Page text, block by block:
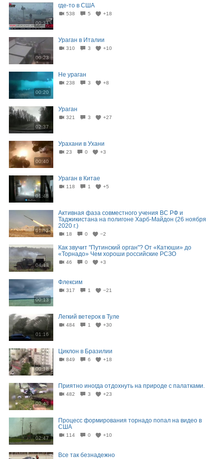
00:34
где-то в США
538 5 +18
00:23
Ураган в Италии
310 3 +10
00:20
Не ураган
238 3 +8
02:37
Ураган
321 3 +27
00:40
Урахани в Ухани
23 0 +3
01:48
Ураган в Китае
118 1 +5
01:52
Активная фаза совместного учения ВС РФ и
Таджикистана на полигоне Харб-Майдон (26 ноября
2020 г.)
18 0 −2
04:13
Как звучит "Путинский орган"? От «Катюши» до
«Торнадо» Чем хороши российские РСЗО
46 0 +3
00:13
Флексим
317 1 −21
01:16
Легкий ветерок в Туле
484 1 +30
00:18
Циклон в Бразилии
849 6 +18
00:43
Приятно иногда отдохнуть на природе с палатками.
482 3 +23
02:47
Процесс формирования торнадо попал на видео в
США
114 0 +10
Все так безнадежно